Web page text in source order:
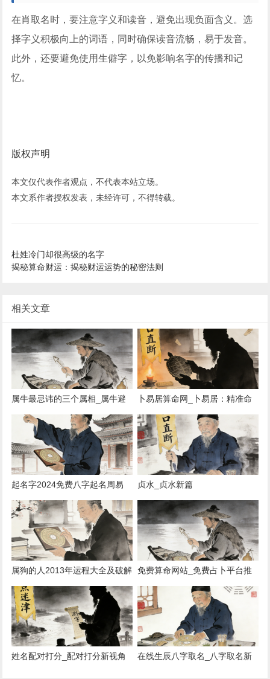
在肖取名时，要注意字义和读音，避免出现负面含义。选
择字义积极向上的词语，同时确保读音流畅，易于发音。
此外，还要避免使用生僻字，以免影响名字的传播和记
忆。
版权声明
本文仅代表作者观点，不代表本站立场。
本文系作者授权发表，未经许可，不得转载。
杜姓冷门却很高级的名字
揭秘算命财运：揭秘财运运势的秘密法则
相关文章
属牛最忌讳的三个属相_属牛避
忌三大生肖
卜易居算命网_卜易居：精准命
理解析
起名字2024免费八字起名周易
_2024八字取名指南
贞水_贞水新篇
属狗的人2013年运程大全及破解
_2013狗年运势解析
免费算命网站_免费占卜平台推
荐
姓名配对打分_配对打分新视角
在线生辰八字取名_八字取名新